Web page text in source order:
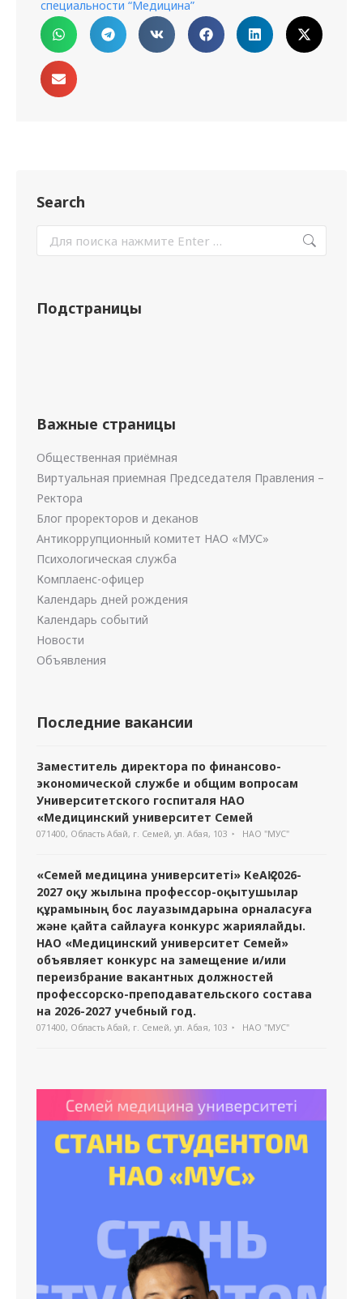
специальности “Медицина”
Search
Подстраницы
Важные страницы
Общественная приёмная
Виртуальная приемная Председателя Правления –
Ректора
Блог проректоров и деканов
Антикоррупционный комитет НАО «МУС»
Психологическая служба
Комплаенс-офицер
Календарь дней рождения
Календарь событий
Новости
Объявления
Последние вакансии
Заместитель директора по финансово-
экономической службе и общим вопросам
Университетского госпиталя НАО
«Медицинский университет Семей
071400, Область Абай, г. Семей, ул. Абая, 103 НАО "МУС"
«Семей медицина университеті» КеАҚ 2026-
2027 оқу жылына профессор-оқытушылар
құрамының бос лауазымдарына орналасуға
және қайта сайлауға конкурс жариялайды.
НАО «Медицинский университет Семей»
объявляет конкурс на замещение и/или
переизбрание вакантных должностей
профессорско-преподавательского состава
на 2026-2027 учебный год.
071400, Область Абай, г. Семей, ул. Абая, 103 НАО "МУС"